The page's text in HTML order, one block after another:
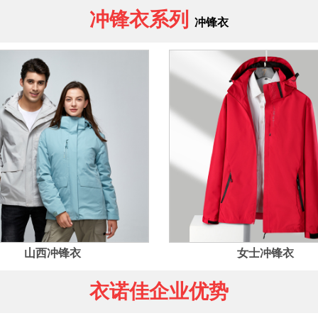
冲锋衣系列 冲锋衣
山西冲锋衣 女士冲锋衣
衣诺佳企业优势